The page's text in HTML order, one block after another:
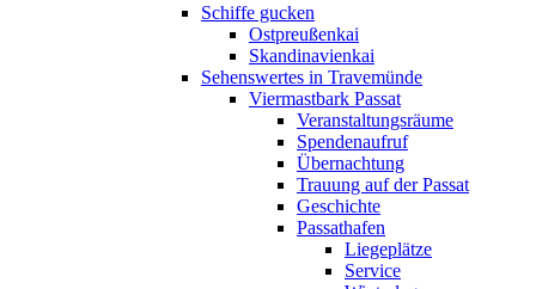
Schiffe gucken
Ostpreußenkai
Skandinavienkai
Sehenswertes in Travemünde
Viermastbark Passat
Veranstaltungsräume
Spendenaufruf
Übernachtung
Trauung auf der Passat
Geschichte
Passathafen
Liegeplätze
Service